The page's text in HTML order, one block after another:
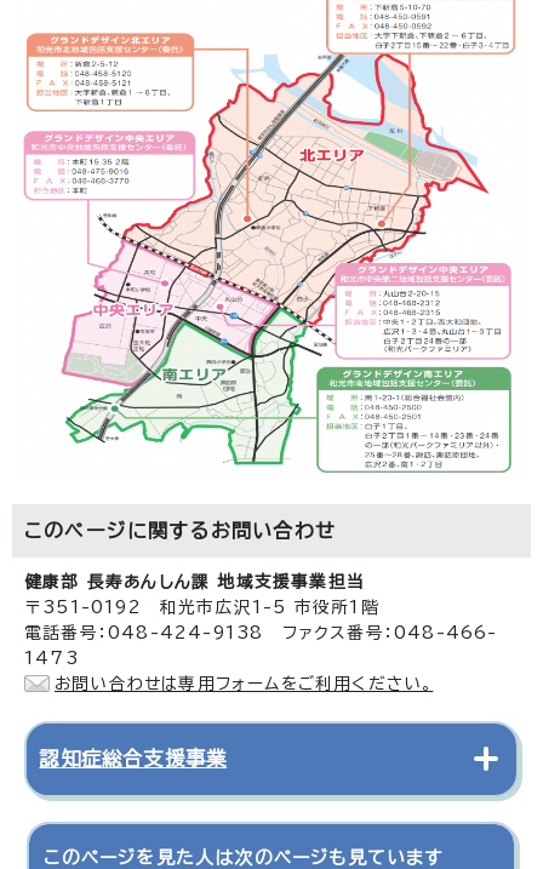
このページに関する お問い合わせ
健康部 長寿あんしん課 地域支援事業担当
〒351-0192 和光市広沢1-5 市役所1階
電話番号：048-424-9138 ファクス番号：048-466-
1473
お問い合わせは専用フォームをご利用ください。
認知症総合支援事業
このページを見た人は次のページも見ています